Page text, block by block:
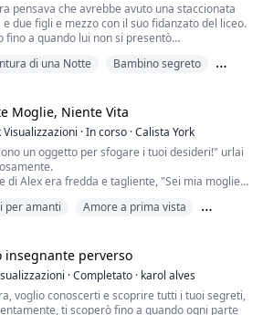
pensava che avrebbe avuto una staccionata
e due figli e mezzo con il suo fidanzato del liceo.
fino a quando lui non si presentò
con un terribile postumi della sbornia. Inoltre,
a ricordare il suo nome o il...
di una Notte
Bambino segreto
Moglie, Niente Vita
Visualizzazioni ·In corso ·Calista York
un oggetto per sfogare i tuoi desideri!" urlai
di Alex era fredda e tagliente, "Sei mia moglie,
guerra fredda non è finita!" La mia
mano fredda accarezzava il mio seno. In cinque
matrimonio, dopo innumerevoli volte ...
per amanti
Amore a prima vista
insegnante perverso
·Completato · karol alves
voglio conoscerti e scoprire tutti i tuoi segreti,
ti scoperò fino a quando ogni parte